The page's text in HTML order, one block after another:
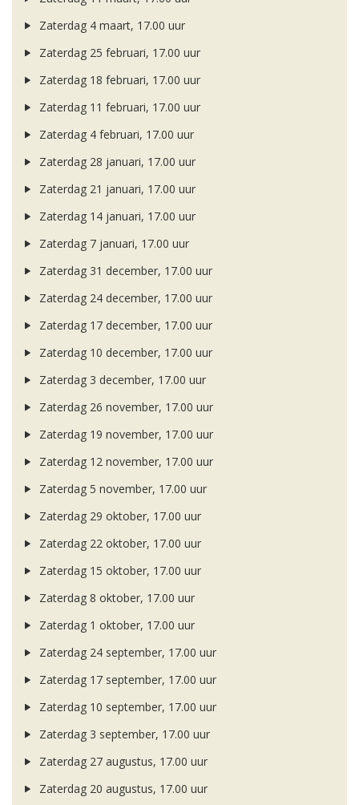
Zaterdag 4 maart, 17.00 uur
Zaterdag 25 februari, 17.00 uur
Zaterdag 18 februari, 17.00 uur
Zaterdag 11 februari, 17.00 uur
Zaterdag 4 februari, 17.00 uur
Zaterdag 28 januari, 17.00 uur
Zaterdag 21 januari, 17.00 uur
Zaterdag 14 januari, 17.00 uur
Zaterdag 7 januari, 17.00 uur
Zaterdag 31 december, 17.00 uur
Zaterdag 24 december, 17.00 uur
Zaterdag 17 december, 17.00 uur
Zaterdag 10 december, 17.00 uur
Zaterdag 3 december, 17.00 uur
Zaterdag 26 november, 17.00 uur
Zaterdag 19 november, 17.00 uur
Zaterdag 12 november, 17.00 uur
Zaterdag 5 november, 17.00 uur
Zaterdag 29 oktober, 17.00 uur
Zaterdag 22 oktober, 17.00 uur
Zaterdag 15 oktober, 17.00 uur
Zaterdag 8 oktober, 17.00 uur
Zaterdag 1 oktober, 17.00 uur
Zaterdag 24 september, 17.00 uur
Zaterdag 17 september, 17.00 uur
Zaterdag 10 september, 17.00 uur
Zaterdag 3 september, 17.00 uur
Zaterdag 27 augustus, 17.00 uur
Zaterdag 20 augustus, 17.00 uur